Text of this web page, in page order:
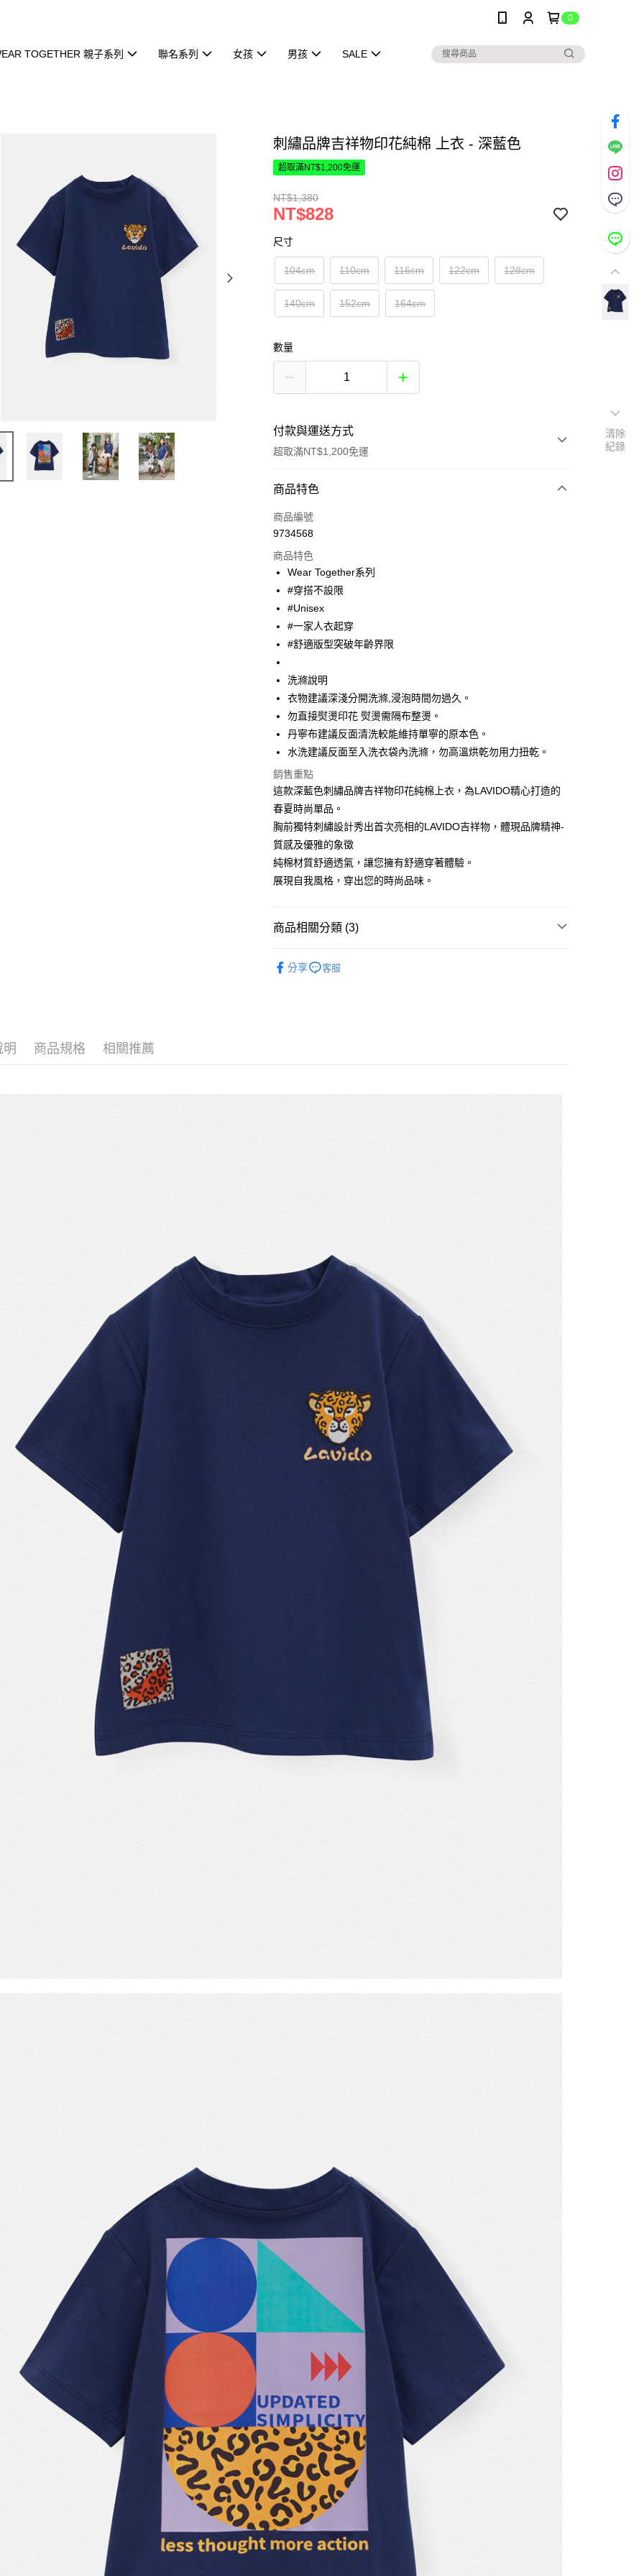
0
TOGETHER 親子系列 聯名系列 女孩 男孩 SALE
刺繡品牌吉祥物印花純棉 上衣 - 深藍色
超取滿NT$1,200免運
NT$1,380
NT$828
尺寸
104cm 110cm 116cm 122cm 128cm
140cm 152cm 164cm
數量
付款與運送方式
超取滿NT$1,200免運
付款方式
信用卡一次付款
Apple Pay
街口支付
悠遊付
大哥付你分期
相關說明
【大哥付你分期使用說明】
1.本服務由台灣大哥大提供，台灣大哥大用戶可立即使用無須另外申請。
2.付款方式選擇「大哥付你分期」，訂單成立後會自動跳轉到大哥付的交易
流程，驗證手機門號後，選擇欲分期的期數、繳款截止日，確認付款後即
完成交易。
4.訂單成立30分鐘內，如未前往確認交易或遇審核未通過，訂單將自動取
消。如遇「轉專審核」未通過狀況，表示未達大哥付你分期系統評分，恕
無法說明評估內容。
【繳款方式說明】
1.分期款項不併入電信帳單，「大哥付你分期」於每月結算日後寄送繳費提
醒簡訊。
2.透過簡訊連結打開帳單後，可選擇「超商條碼／台灣大直營門市／銀行轉
帳／街口支付／iPASS MONEY」等通路繳費。
1.本服務係由「台灣大哥大股份有限公司」（以下簡稱本公司）所提供，讓
2.基於同意付款使用「大哥付你分期」之契約關係目的，商店將以您的個人
3.完整用戶服務條款，請詳閱以下連結：
運送方式
每筆NT$60，滿NT$1,200(含以上)免運費
付款後全家取貨
每筆NT$60，滿NT$1,200(含以上)免運費
每筆NT$60，滿NT$1,500(含以上)免運費
每筆NT$60，滿NT$1,500(含以上)免運費
每筆NT$100，滿NT$3,000(含以上)免運費
商品特色
商品編號
9734568
商品特色
Wear Together系列
#穿搭不設限
#Unisex
#一家人衣起穿
#舒適版型突破年齡界限
洗滌說明
衣物建議深淺分開洗滌,浸泡時間勿過久。
勿直接熨燙印花 熨燙需隔布整燙。
丹寧布建議反面清洗較能維持單寧的原本色。
水洗建議反面至入洗衣袋內洗滌，勿高溫烘乾勿用力扭乾。
銷售重點
這款深藍色刺繡品牌吉祥物印花純棉上衣，為LAVIDO精心打造的
春夏時尚單品。
胸前獨特刺繡設計秀出首次亮相的LAVIDO吉祥物，體現品牌精神-
質感及優雅的象徵
純棉材質舒適透氣，讓您擁有舒適穿著體驗。
展現自我風格，穿出您的時尚品味。
商品相關分類 (3)
分享 客服
明 商品規格 相關推薦
清除
紀錄